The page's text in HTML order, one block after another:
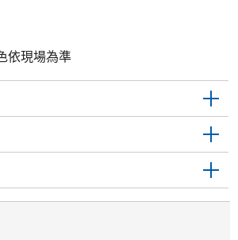
依現場為準